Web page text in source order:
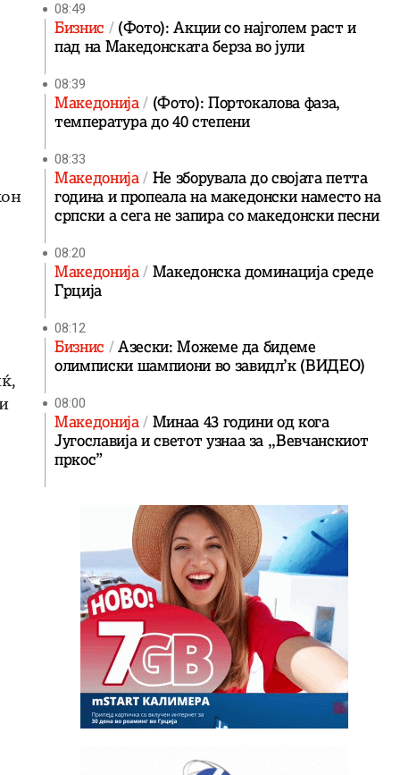
08:49
Бизнис
(Фото): Акции со најголем раст и
пад на Македонската берза во јули
08:39
Македонија (Фото): Портокалова фаза,
температура до 40 степени
08:33
Македонија Не зборувала до својата петта
година и пропеала на македонски наместо на
српски а сега не запира со македонски песни
08:20
Македонија Македонска доминација среде
Грција
08:12
Бизнис
Азески: Можеме да бидеме
олимписки шампиони во завидл’к (ВИДЕО)
08:00
Македонија Минаа 43 години од кога
Југославија и светот узнаа за ,,Вевчанскиот
пркос”